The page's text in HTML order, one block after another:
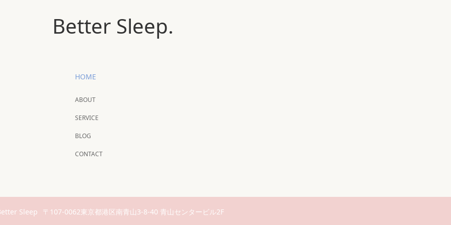
Better Sleep.
HOME
ABOUT
SERVICE
BLOG
CONTACT
Sleep 〒107-0062東京都港区南青山3-8-40 青山センタービル2F